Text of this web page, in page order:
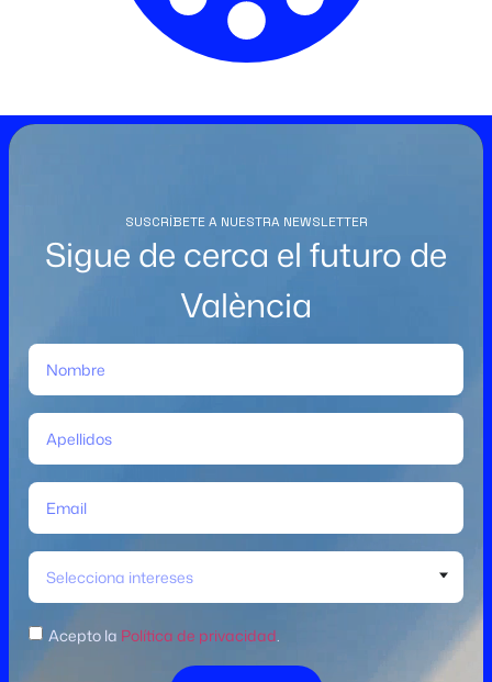
SUSCRÍBETE A NUESTRA NEWSLETTER
Sigue de cerca el futuro de
València
Selecciona intereses
Acepto la Política de privacidad.